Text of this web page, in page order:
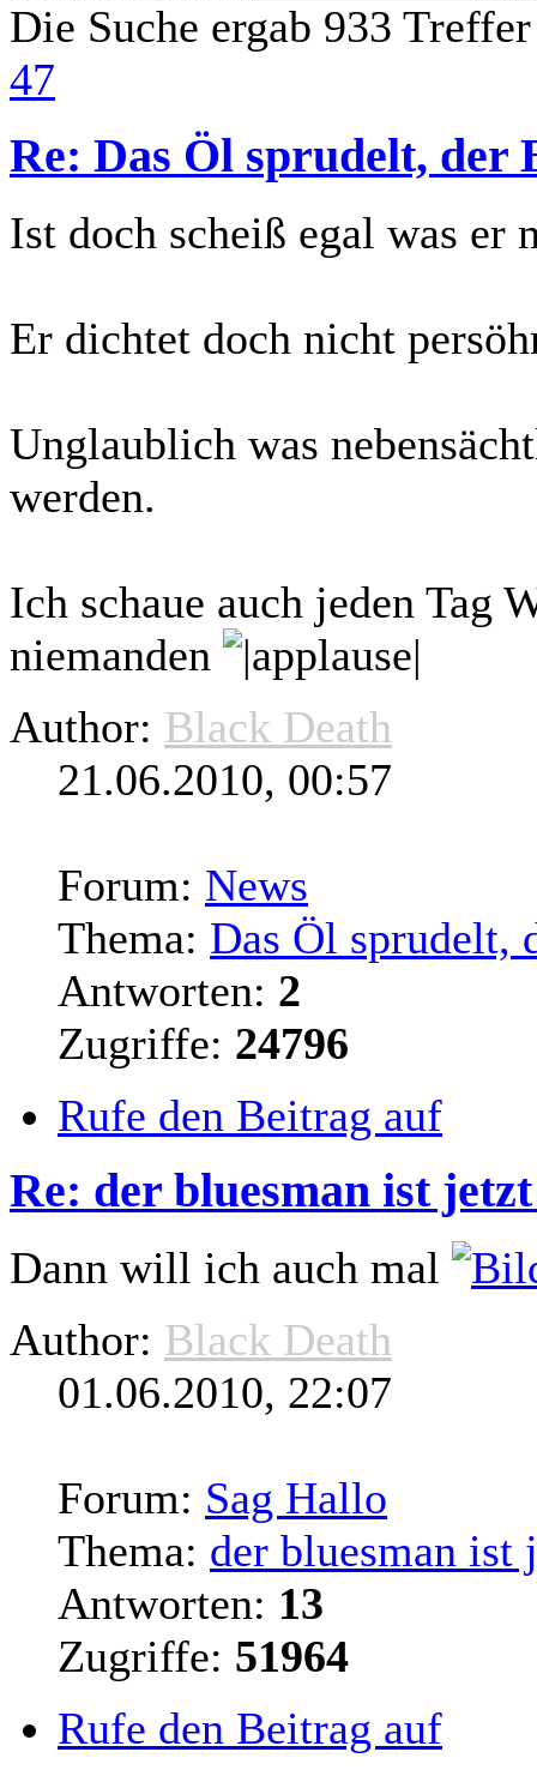
Die Suche ergab 933
47
Re: Das Öl sprudelt, der
Ist doch scheiß egal was er
Er dichtet doch nicht
Unglaublich was
werden.
Ich schaue auch jeden Tag
niemanden
Author: Black Death
21.06.2010, 00:57
Forum: News
Thema: Das Öl sprudelt,
Antworten: 2
Zugriffe: 24796
Rufe den Beitrag auf
Re: der bluesman ist
Dann will ich auch mal
Author: Black Death
01.06.2010, 22:07
Forum: Sag Hallo
Thema: der bluesman ist
Antworten: 13
Zugriffe: 51964
Rufe den Beitrag auf